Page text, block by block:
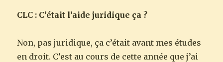
CLC : C’était l’aide juridique ça ?
Non, pas juridique, ça c’était avant mes études
en droit. C’est au cours de cette année que j’ai